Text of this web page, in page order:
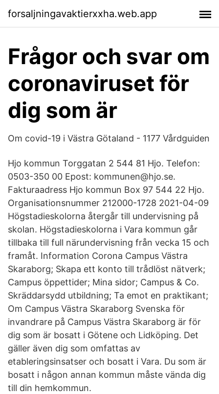
forsaljningavaktierxxha.web.app
Frågor och svar om
coronaviruset för
dig som är
Om covid-19 i Västra Götaland - 1177 Vårdguiden
Hjo kommun Torggatan 2 544 81 Hjo. Telefon:
0503-350 00 Epost: kommunen@hjo.se.
Fakturaadress Hjo kommun Box 97 544 22 Hjo.
Organisationsnummer 212000-1728 2021-04-09
Högstadieskolorna återgår till undervisning på
skolan. Högstadieskolorna i Vara kommun går
tillbaka till full närundervisning från vecka 15 och
framåt. Information Corona Campus Västra
Skaraborg; Skapa ett konto till trådlöst nätverk;
Campus öppettider; Mina sidor; Campus & Co.
Skräddarsydd utbildning; Ta emot en praktikant;
Om Campus Västra Skaraborg Svenska för
invandrare på Campus Västra Skaraborg är för
dig som är bosatt i Götene och Lidköping. Det
gäller även dig som omfattas av
etableringsinsatser och bosatt i Vara. Du som är
bosatt i någon annan kommun måste vända dig
till din hemkommun.